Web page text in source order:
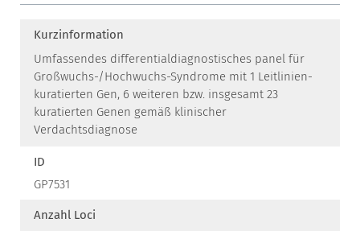
Kurzinformation
Umfassendes differentialdiagnostisches panel für
Großwuchs-/Hochwuchs-Syndrome mit 1 Leitlinien-
kuratierten Gen, 6 weiteren bzw. insgesamt 23
kuratierten Genen gemäß klinischer
Verdachtsdiagnose
ID
GP7531
Anzahl Loci